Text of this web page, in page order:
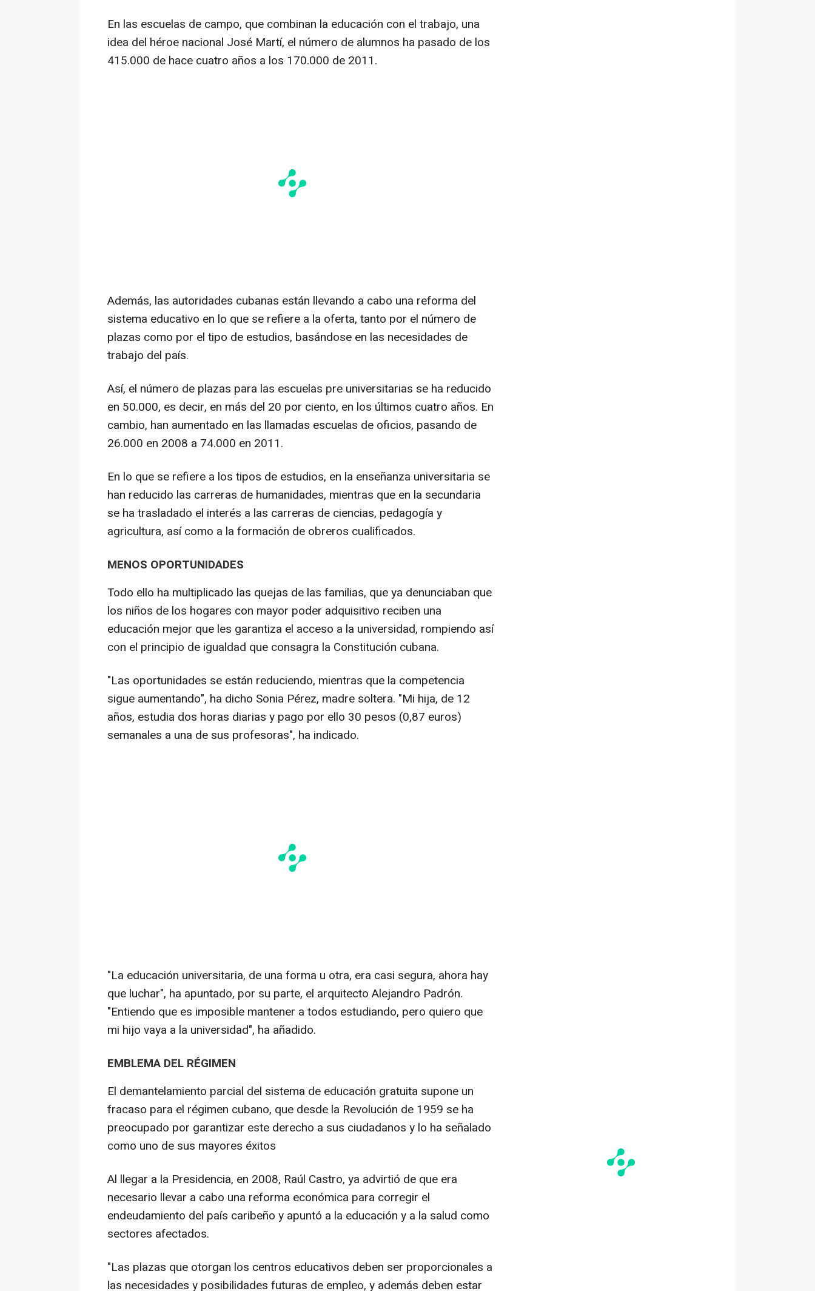
En las escuelas de campo, que combinan la educación con el trabajo, una
idea del héroe nacional José Martí, el número de alumnos ha pasado de los
415.000 de hace cuatro años a los 170.000 de 2011.
Además, las autoridades cubanas están llevando a cabo una reforma del
sistema educativo en lo que se refiere a la oferta, tanto por el número de
plazas como por el tipo de estudios, basándose en las necesidades de
trabajo del país.
Así, el número de plazas para las escuelas pre universitarias se ha reducido
en 50.000, es decir, en más del 20 por ciento, en los últimos cuatro años. En
cambio, han aumentado en las llamadas escuelas de oficios, pasando de
26.000 en 2008 a 74.000 en 2011.
En lo que se refiere a los tipos de estudios, en la enseñanza universitaria se
han reducido las carreras de humanidades, mientras que en la secundaria
se ha trasladado el interés a las carreras de ciencias, pedagogía y
agricultura, así como a la formación de obreros cualificados.
MENOS OPORTUNIDADES
Todo ello ha multiplicado las quejas de las familias, que ya denunciaban que
los niños de los hogares con mayor poder adquisitivo reciben una
educación mejor que les garantiza el acceso a la universidad, rompiendo así
con el principio de igualdad que consagra la Constitución cubana.
"Las oportunidades se están reduciendo, mientras que la competencia
sigue aumentando", ha dicho Sonia Pérez, madre soltera. "Mi hija, de 12
años, estudia dos horas diarias y pago por ello 30 pesos (0,87 euros)
semanales a una de sus profesoras", ha indicado.
"La educación universitaria, de una forma u otra, era casi segura, ahora hay
que luchar", ha apuntado, por su parte, el arquitecto Alejandro Padrón.
"Entiendo que es imposible mantener a todos estudiando, pero quiero que
mi hijo vaya a la universidad", ha añadido.
EMBLEMA DEL RÉGIMEN
El demantelamiento parcial del sistema de educación gratuita supone un
fracaso para el régimen cubano, que desde la Revolución de 1959 se ha
preocupado por garantizar este derecho a sus ciudadanos y lo ha señalado
como uno de sus mayores éxitos
Al llegar a la Presidencia, en 2008, Raúl Castro, ya advirtió de que era
necesario llevar a cabo una reforma económica para corregir el
endeudamiento del país caribeño y apuntó a la educación y a la salud como
sectores afectados.
"Las plazas que otorgan los centros educativos deben ser proporcionales a
las necesidades y posibilidades futuras de empleo, y además deben estar